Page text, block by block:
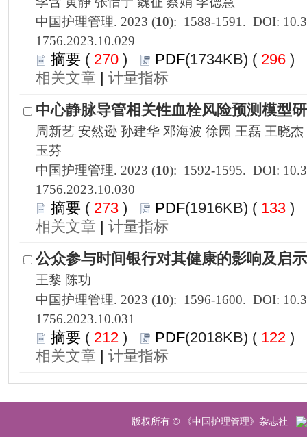
1756.2023.10.029
270 ) 296 )
|
1756.2023.10.030
273 ) 133 )
|
1756.2023.10.031
212 ) 122 )
|
版权所有 © 《中国护理管理》杂志社